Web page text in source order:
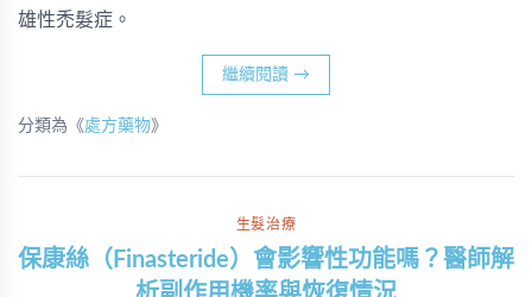
雄性禿髮症。
繼續閱讀 →
分類為《處方藥物》
生髮治療
保康絲（Finasteride）會影響性功能嗎？醫師解